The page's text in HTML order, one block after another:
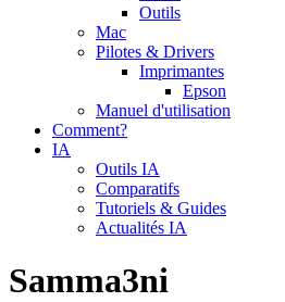
Outils
Mac
Pilotes & Drivers
Imprimantes
Epson
Manuel d'utilisation
Comment?
IA
Outils IA
Comparatifs
Tutoriels & Guides
Actualités IA
Samma3ni